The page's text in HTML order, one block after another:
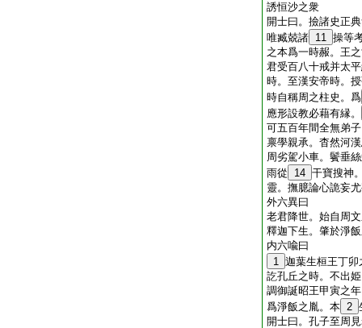
誘恒沙之衆
開士曰。撿諸史正
唯臧兢諸 11 操等
之本爲一時赧。王
君受百八十戒并太
時。至漢安帝時。
時自稱周之柱史。爲
應形設教必藉有縁。
可五百年間全無弟
禀學親承。杳然河
周劣駕小車。鬢垂
雨從
14 干寶搜神
靈。撫臆論心詭妄
外六異曰
老君降世。始自周
釋迦下生。肇於淨
内六喩曰
1 迦葉生桓王丁
訖孔丘之時。不出
調御誕昭王甲寅之
爲淨飯之胤。本 2
開士曰。孔子至周